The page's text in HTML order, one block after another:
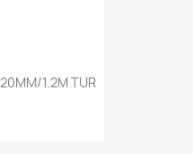
1.2M TUR